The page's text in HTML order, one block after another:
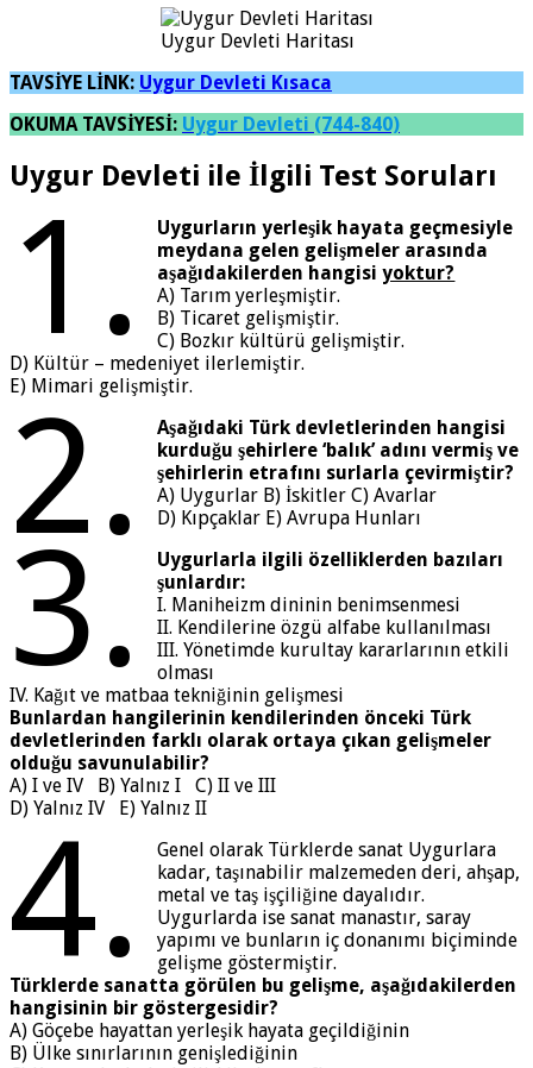
Uygur Devleti Haritası
TAVSİYE LİNK: Uygur Devleti Kısaca
OKUMA TAVSİYESİ: Uygur Devleti (744-840)
Uygur Devleti ile İlgili Test Soruları
1.
Uygurların yerleşik hayata geçmesiyle
meydana gelen gelişmeler arasında
aşağıdakilerden hangisiyoktur?
A) Tarım yerleşmiştir.
B) Ticaret gelişmiştir.
C) Bozkır kültürü gelişmiştir.
D) Kültür – medeniyet ilerlemiştir.
E) Mimari gelişmiştir.
2.
Aşağıdaki Türk devletlerinden hangisi
kurduğu şehirlere ‘balık’ adını vermiş ve
şehirlerin etrafını surlarla çevirmiştir?
A) Uygurlar B) İskitler C) Avarlar
D) Kıpçaklar E) Avrupa Hunları
3.
Uygurlarla ilgili özelliklerden bazıları
şunlardır:
I. Maniheizm dininin benimsenmesi
II. Kendilerine özgü alfabe kullanılması
III. Yönetimde kurultay kararlarının etkili
olması
IV. Kağıt ve matbaa tekniğinin gelişmesi
Bunlardan hangilerinin kendilerinden önceki Türk
devletlerinden farklı olarak ortaya çıkan gelişmeler
olduğu savunulabilir?
A) I ve IV B) Yalnız I C) II ve III
D) Yalnız IV E) Yalnız II
4.
Genel olarak Türklerde sanat Uygurlara
kadar, taşınabilir malzemeden deri, ahşap,
metal ve taş işçiliğine dayalıdır.
Uygurlarda ise sanat manastır, saray
yapımı ve bunların iç donanımı biçiminde
gelişme göstermiştir.
Türklerde sanatta görülen bu gelişme, aşağıdakilerden
hangisinin bir göstergesidir?
A) Göçebe hayattan yerleşik hayata geçildiğinin
B) Ülke sınırlarının genişlediğinin